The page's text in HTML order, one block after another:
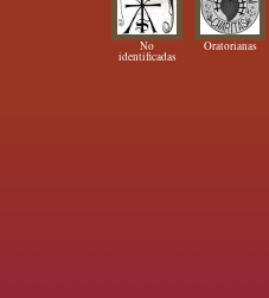
No
identificadas
Oratorianas